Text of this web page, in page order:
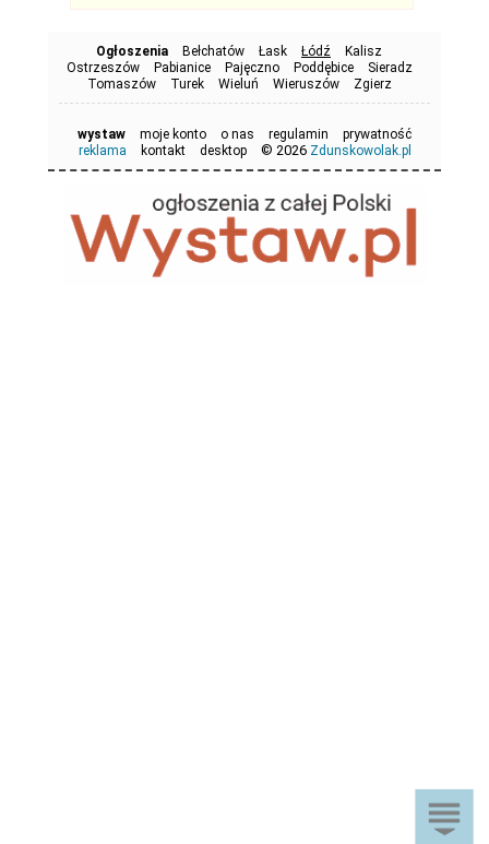
Ogłoszenia Bełchatów Łask Łódź
Kalisz
Ostrzeszów
Pabianice Pajęczno Poddębice
Sieradz
Tomaszów
Turek Wieluń Wieruszów Zgierz
wystaw moje konto o nas regulamin
prywatność
reklama
kontakt desktop © 2026 Zdunskowolak.pl